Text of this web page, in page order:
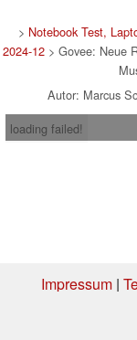
> Notebook Test,
2024-12 > Govee: Neue
Autor: Marcus
loading failed!
Impressum|